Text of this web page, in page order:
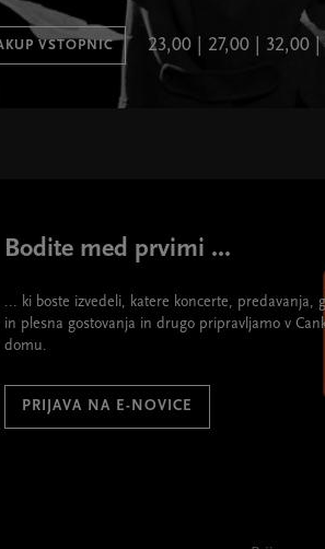
VSTOPNIC 23,00 | 27,00 | 32,00
Bodite med prvimi ...
... ki boste izvedeli, katere koncerte, predavanja,
in plesna gostovanja in drugo pripravljamo v
domu.
PRIJAVA NA E-NOVICE